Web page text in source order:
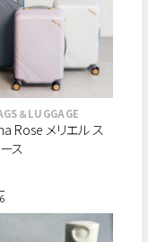
＆LUGGAGE
Rose メリエル ス
ス